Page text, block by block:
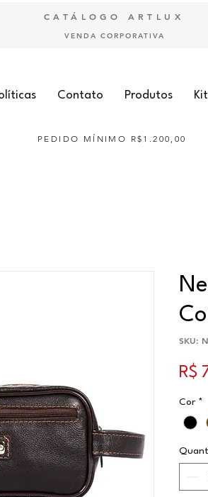
CATÁLOGO ARTLUX
VENDA CORPORATIVA
Contato Produtos
PEDIDO MÍNIMO R$1.200,00
SKU:
R$
Cor *